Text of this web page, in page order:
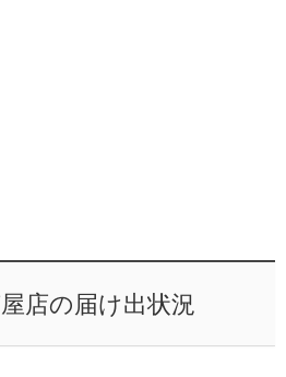
店の届け出状況